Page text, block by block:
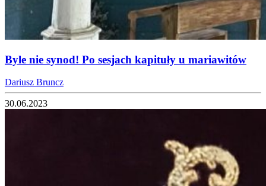
Byle nie synod! Po sesjach kapituły u mariawitów
Dariusz Bruncz
30.06.2023